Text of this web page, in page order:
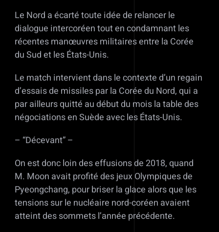
Le Nord a écarté toute idée de relancer le
dialogue intercoréen tout en condamnant les
récentes manœuvres militaires entre la Corée
du Sud et les États-Unis.
Le match intervient dans le contexte d’un regain
d’essais de missiles par la Corée du Nord, qui a
par ailleurs quitté au début du mois la table des
négociations en Suède avec les États-Unis.
– “Décevant” –
On est donc loin des effusions de 2018, quand
M. Moon avait profité des jeux Olympiques de
Pyeongchang, pour briser la glace alors que les
tensions sur le nucléaire nord-coréen avaient
atteint des sommets l’année précédente.